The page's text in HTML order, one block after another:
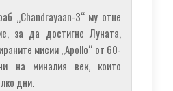
„Chandrayaan-3“ му отне
за да достигне Луната,
мисии „Apollo“ от 60-
на миналия век, които
дни.